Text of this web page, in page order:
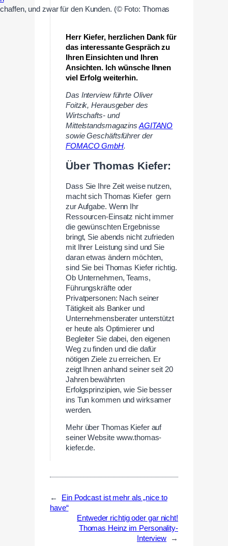
und zwar für den Kunden. (© Foto: Thomas
Herr Kiefer, herzlichen Dank für
das interessante Gespräch zu
Ihren Einsichten und Ihren
Ansichten. Ich wünsche Ihnen
viel Erfolg weiterhin.
Das Interview führte Oliver
Foitzik, Herausgeber des
Wirtschafts- und
MittelstandsmagazinsAGITANO
sowie Geschäftsführer der
FOMACO GmbH.
Über Thomas Kiefer:
Dass Sie Ihre Zeit weise nutzen,
macht sich Thomas Kiefer gern
zur Aufgabe. Wenn Ihr
Ressourcen-Einsatz nicht immer
die gewünschten Ergebnisse
bringt, Sie abends nicht zufrieden
mit Ihrer Leistung sind und Sie
daran etwas ändern möchten,
sind Sie bei Thomas Kiefer richtig.
Ob Unternehmen, Teams,
Führungskräfte oder
Privatpersonen: Nach seiner
Tätigkeit als Banker und
Unternehmensberater unterstützt
er heute als Optimierer und
Begleiter Sie dabei, den eigenen
Weg zu finden und die dafür
nötigen Ziele zu erreichen. Er
zeigt Ihnen anhand seiner seit 20
Jahren bewährten
Erfolgsprinzipien, wie Sie besser
ins Tun kommen und wirksamer
werden.
Mehr über Thomas Kiefer auf
seiner Website www.thomas-
kiefer.de.
←
Ein Podcast ist mehr als „nice to
have“
Entweder richtig oder gar nicht!
Thomas Heinz im Personality-
Interview
→